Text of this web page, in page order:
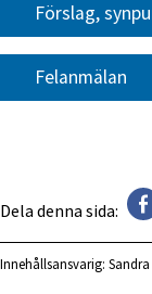
Förslag,
Felanmälan
Dela denna sida:
Innehållsansvarig: